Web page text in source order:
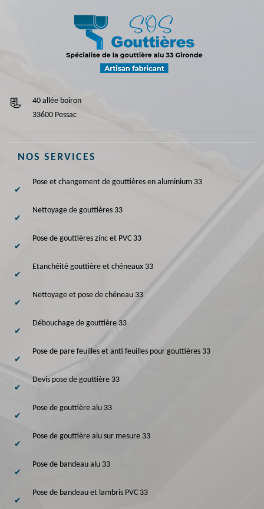
40 allée boiron
33600 Pessac
NOS SERVICES
Pose et changement de gouttières en aluminium 33
Nettoyage de gouttières 33
Pose de gouttières zinc et PVC 33
Etanchéité gouttière et chéneaux 33
Nettoyage et pose de chéneau 33
Débouchage de gouttière 33
Pose de pare feuilles et anti feuilles pour gouttières 33
Devis pose de gouttière 33
Pose de gouttière alu 33
Pose de gouttière alu sur mesure 33
Pose de bandeau alu 33
Pose de bandeau et lambris PVC 33